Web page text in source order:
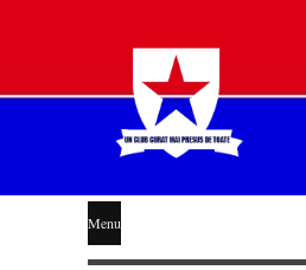
STEAUA
LIBERĂ
Menu